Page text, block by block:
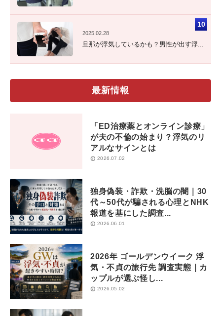
2025.02.28
旦那が浮気しているかも？男性が出す浮...
最新情報
「ED治療薬とオンライン診療」
が夫の不倫の始まり？浮気のリ
アルなサインとは
2026.07.02
独身偽装・詐欺・洗脳の闇｜30
代～50代が騙される心理とNHK
報道を基にした調査...
2026.06.01
2026年 ゴールデンウイーク 浮
気・不貞の旅行先 調査実態｜カ
ップルが選ぶ怪し...
2026.05.02